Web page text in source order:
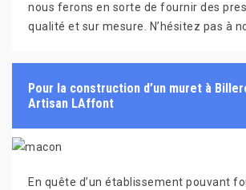
nous ferons en sorte de fournir des
qualité et sur mesure. N’hésitez pas à
Pour la construction d’un muret à
Artisan LAffont
En quête d’un établissement pouvant